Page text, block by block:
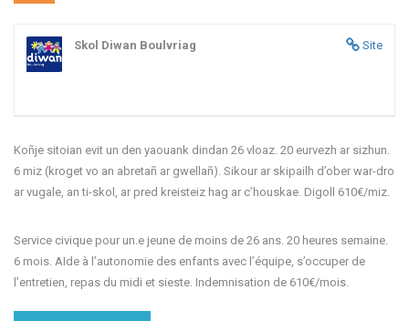
Site
Skol Diwan Boulvriag
Koñje sitoian evit un den yaouank dindan 26 vloaz. 20 eurvezh ar sizhun.
6 miz (kroget vo an abretañ ar gwellañ). Sikour ar skipailh d’ober war-dro
ar vugale, an ti-skol, ar pred kreisteiz hag ar c’houskae. Digoll 610€/miz.
Service civique pour un.e jeune de moins de 26 ans. 20 heures semaine.
6 mois. AIde à l’autonomie des enfants avec l’équipe, s’occuper de
l’entretien, repas du midi et sieste. Indemnisation de 610€/mois.